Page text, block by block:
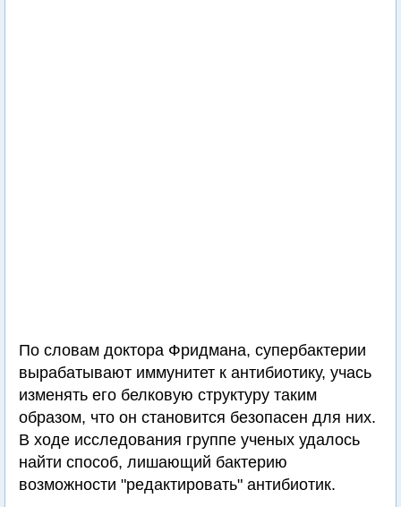
По словам доктора Фридмана, супербактерии
вырабатывают иммунитет к антибиотику, учась
изменять его белковую структуру таким
образом, что он становится безопасен для них.
В ходе исследования группе ученых удалось
найти способ, лишающий бактерию
возможности "редактировать" антибиотик.